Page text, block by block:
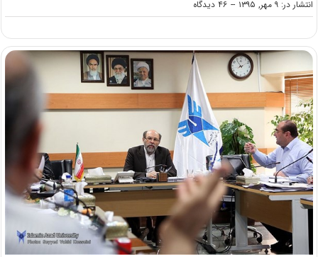
انتشار در: ۹ مهر, ۱۳۹۵ -- ۴۶ دیدگاه
on
نظارت
سنجش
بر
پذیرش
کارشناسی
ارشد
بدون
کنکور
مؤسسات
غیرانتفاعی